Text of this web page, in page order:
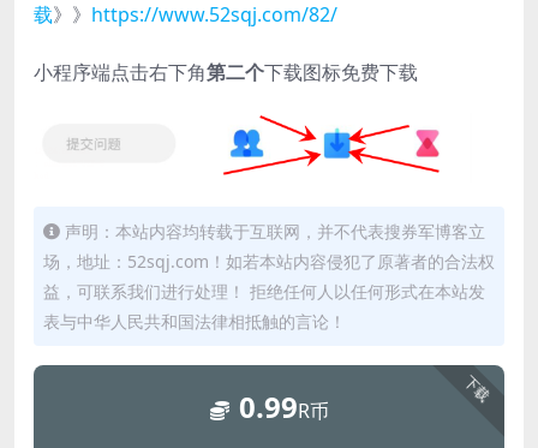
载》》 https://www.52sqj.com/82/
小程序端点击右下角第二个下载图标免费下载
声明：本站内容均转载于互联网，并不代表搜券军博客立
场，地址：52sqj.com！如若本站内容侵犯了原著者的合法权
益，可联系我们进行处理！ 拒绝任何人以任何形式在本站发
表与中华人民共和国法律相抵触的言论！
下载
0.99R币